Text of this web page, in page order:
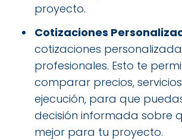
proyecto.
Cotizaciones
cotizaciones
profesionales. Esto te
comparar precios,
ejecución, para que
decisión informada sobre
mejor para tu proyecto.